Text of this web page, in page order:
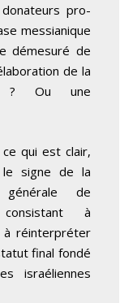
pro-
messianique
démesuré de
de la
? Ou une
qui est clair,
le signe de la
générale de
consistant à
à réinterpréter
final fondé
israéliennes